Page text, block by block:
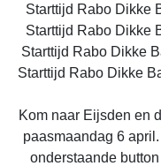
Starttijd Rabo Dikke
Starttijd Rabo Dikke
Starttijd Rabo Dikke
Starttijd Rabo Dikke
Kom naar Eijsden en
paasmaandag 6
onderstaande